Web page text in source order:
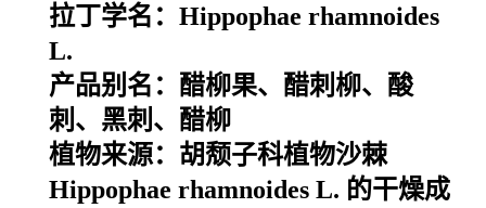
拉丁学名： Hippophae rhamnoides
L.
产品别名： 醋柳果、醋刺柳、酸
刺、黑刺、醋柳
植物来源： 胡颓子科植物沙棘
Hippophae rhamnoides L. 的干燥成